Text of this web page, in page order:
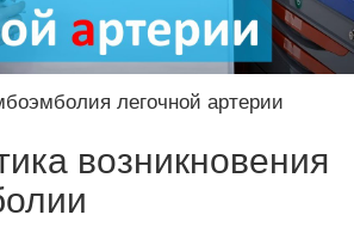
легочной артерии
возникновения